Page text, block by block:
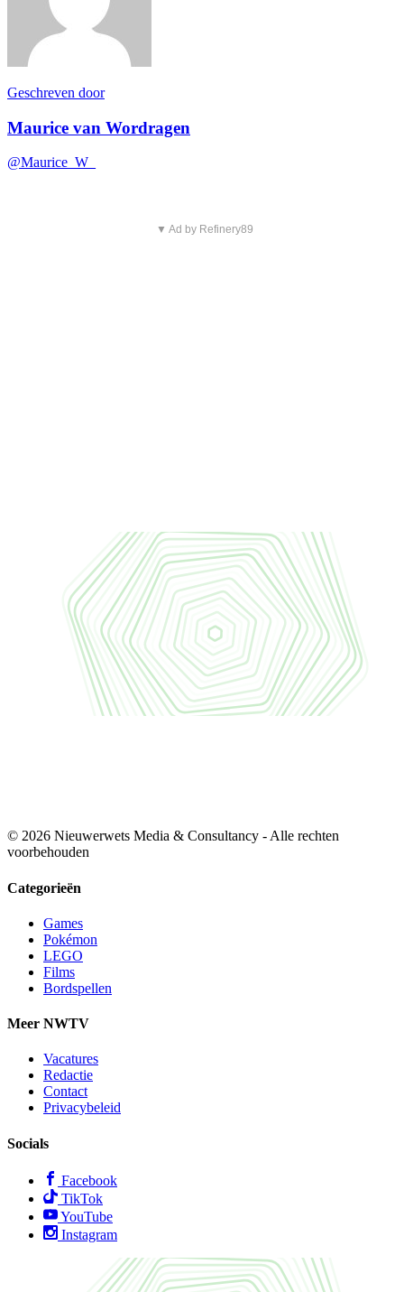
Geschreven door
Maurice van Wordragen
@Maurice_W_
▼ Ad by Refinery89
© 2026 Nieuwerwets Media & Consultancy - Alle rechten
voorbehouden
Categorieën
Games
Pokémon
LEGO
Films
Bordspellen
Meer NWTV
Vacatures
Redactie
Contact
Privacybeleid
Socials
Facebook
TikTok
YouTube
Instagram